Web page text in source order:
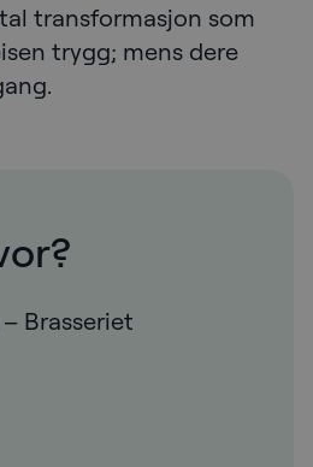
transformasjon som
trygg; mens dere
Brasseriet